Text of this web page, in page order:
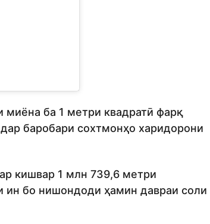
миёна ба 1 метри квадратӣ фарқ
баробари сохтмонҳо харидорони
кишвар 1 млн 739,6 метри
ин бо нишондоди ҳамин давраи соли